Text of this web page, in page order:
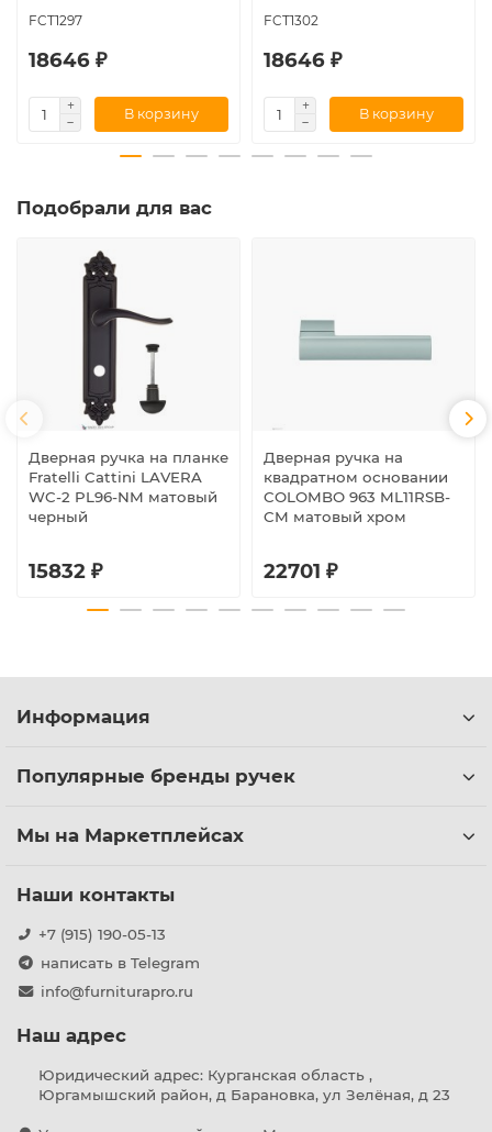
FCT1297
18646 ₽
В корзину
FCT1302
18646 ₽
В корзину
Подобрали для вас
Дверная ручка на планке
Fratelli Cattini LAVERA
WC-2 PL96-NM матовый
черный
15832 ₽
Дверная ручка на
квадратном основании
COLOMBO 963 ML11RSB-
CM матовый хром
22701 ₽
Информация
Популярные бренды ручек
Мы на Маркетплейсах
Наши контакты
+7 (915) 190-05-13
написать в Telegram
info@furniturapro.ru
Наш адрес
Юридический адрес: Курганская область ,
Юргамышский район, д Барановка, ул Зелёная, д 23